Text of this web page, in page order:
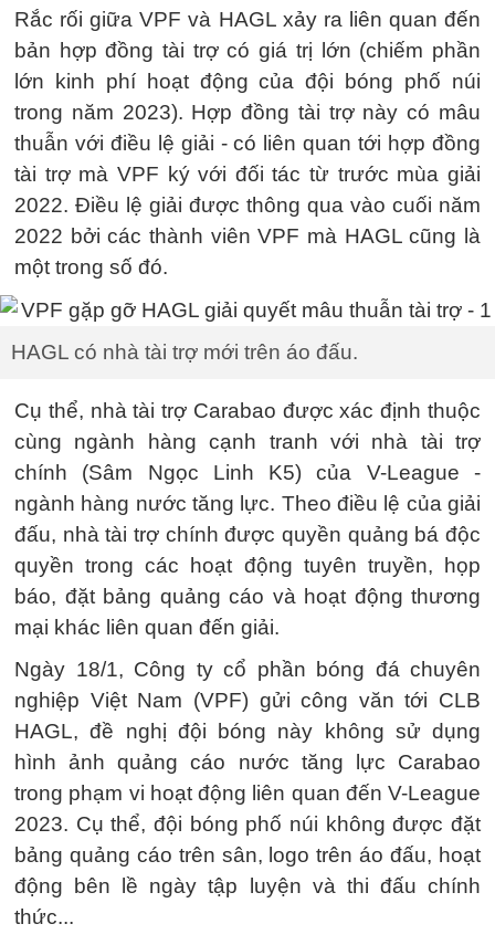
Rắc rối giữa VPF và HAGL xảy ra liên quan đến
bản hợp đồng tài trợ có giá trị lớn (chiếm phần
lớn kinh phí hoạt động của đội bóng phố núi
trong năm 2023). Hợp đồng tài trợ này có mâu
thuẫn với điều lệ giải - có liên quan tới hợp đồng
tài trợ mà VPF ký với đối tác từ trước mùa giải
2022. Điều lệ giải được thông qua vào cuối năm
2022 bởi các thành viên VPF mà HAGL cũng là
một trong số đó.
HAGL có nhà tài trợ mới trên áo đấu.
Cụ thể, nhà tài trợ Carabao được xác định thuộc
cùng ngành hàng cạnh tranh với nhà tài trợ
chính (Sâm Ngọc Linh K5) của V-League -
ngành hàng nước tăng lực. Theo điều lệ của giải
đấu, nhà tài trợ chính được quyền quảng bá độc
quyền trong các hoạt động tuyên truyền, họp
báo, đặt bảng quảng cáo và hoạt động thương
mại khác liên quan đến giải.
Ngày 18/1, Công ty cổ phần bóng đá chuyên
nghiệp Việt Nam (VPF) gửi công văn tới CLB
HAGL, đề nghị đội bóng này không sử dụng
hình ảnh quảng cáo nước tăng lực Carabao
trong phạm vi hoạt động liên quan đến V-League
2023. Cụ thể, đội bóng phố núi không được đặt
bảng quảng cáo trên sân, logo trên áo đấu, hoạt
động bên lề ngày tập luyện và thi đấu chính
thức...